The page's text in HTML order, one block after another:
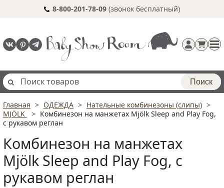
8-800-201-78-09 (звонок бесплатный)
Регистрация
Поиск
Главная ОДЕЖДА
Нательные комбинезоны (слипы)
MJÖLK
Комбинезон на манжетах Mjölk Sleep and Play Fog,
с рукавом реглан
Комбинезон на манжетах
Mjölk Sleep and Play Fog, с
рукавом реглан